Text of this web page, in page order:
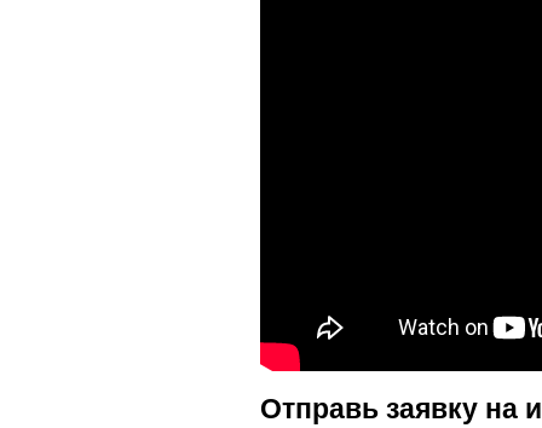
Отправь заявку на